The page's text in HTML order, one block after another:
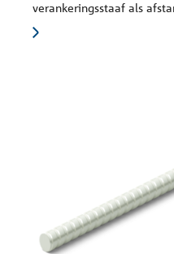
verankeringsstaaf als